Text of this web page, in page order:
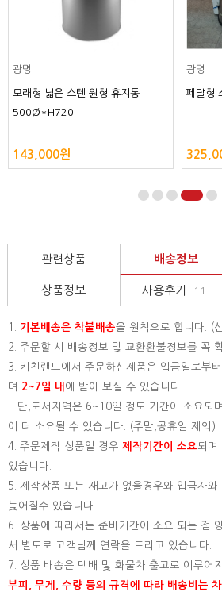
광명
모래형 넓은 스텐 원형 휴지통
500Ø*H720
143,000원
광명
페달형
관련상품 배송정보
상품정보 사용후기 11
1. 기본배송은 착불배송을 원칙으로 합니다. (
2. 주문할 시 배송정보 및 교환환불정보를 꼭
3. 키친랜드에서 주문하신제품은 입금일로부
며
2~7일 내 에 받아 보실 수 있습니다.
단,도서지역은 6~10일 정도 기간이 소요되
이 더 소요될 수 있습니다. (주말,공휴일 제외)
4. 주문제작 상품일 경우 제작기간이 소요되며
있습니다.
5. 제작상품 또는 재고가 없을경우와 입금자와
늦어질수 있습니다.
6. 상품에 따라서는 준비기간이 소요 되는 점
서 별도로 고객님께 연락을 드리고 있습니다.
7. 상품 배송은 택배 및 화물차 출고로 이루어
부피, 무게, 수량 등의 규격에 따라 배송비는 차